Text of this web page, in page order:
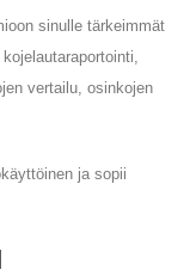
sinulle tärkeimmät
vertailu, osinkojen
ja sopii